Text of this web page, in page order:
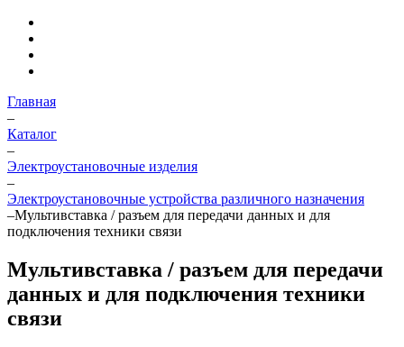
Главная
–
Каталог
–
Электроустановочные изделия
–
Электроустановочные устройства различного назначения
–Мультивставка / разъем для передачи данных и для
подключения техники связи
Мультивставка / разъем для передачи
данных и для подключения техники
связи